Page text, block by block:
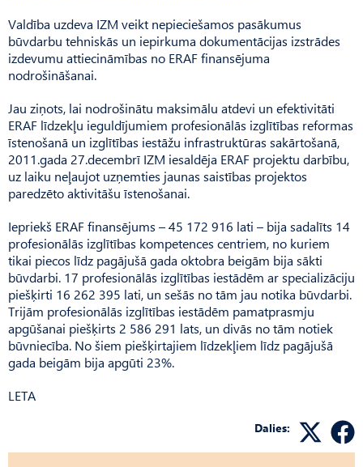
Valdība uzdeva IZM veikt nepieciešamos pasākumus
būvdarbu tehniskās un iepirkuma dokumentācijas izstrādes
izdevumu attiecināmības no ERAF finansējuma
nodrošināšanai.
Jau ziņots, lai nodrošinātu maksimālu atdevi un efektivitāti
ERAF līdzekļu ieguldījumiem profesionālās izglītības reformas
īstenošanā un izglītības iestāžu infrastruktūras sakārtošanā,
2011.gada 27.decembrī IZM iesaldēja ERAF projektu darbību,
uz laiku neļaujot uzņemties jaunas saistības projektos
paredzēto aktivitāšu īstenošanai.
Iepriekš ERAF finansējums – 45 172 916 lati – bija sadalīts 14
profesionālās izglītības kompetences centriem, no kuriem
tikai piecos līdz pagājušā gada oktobra beigām bija sākti
būvdarbi. 17 profesionālās izglītības iestādēm ar specializāciju
piešķirti 16 262 395 lati, un sešās no tām jau notika būvdarbi.
Trijām profesionālās izglītības iestādēm pamatprasmju
apgūšanai piešķirts 2 586 291 lats, un divās no tām notiek
būvniecība. No šiem piešķirtajiem līdzekļiem līdz pagājušā
gada beigām bija apgūti 23%.
LETA
Dalies: